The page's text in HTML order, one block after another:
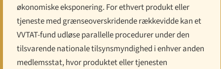
økonomiske eksponering. For ethvert produkt eller
tjeneste med grænseoverskridende rækkevidde kan et
VVTAT-fund udløse parallelle procedurer under den
tilsvarende nationale tilsynsmyndighed i enhver anden
medlemsstat, hvor produktet eller tjenesten